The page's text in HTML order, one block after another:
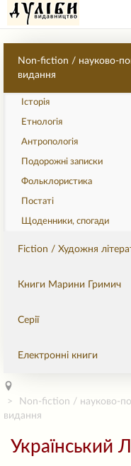
Non-fiction / науково-
видання
Історія
Етнологія
Антропологія
Подорожні записки
Фольклористика
Постаті
Щоденники, спогади
Fiction / Художня
Книги Марини Гримич
Серії
Електронні книги
Non-fiction / науково-
видання
Український